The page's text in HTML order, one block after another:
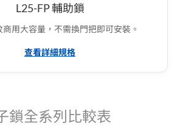
L25-FP 輔助鎖
商用大容量，不需換門把即可安裝。
查看詳細規格
鎖全系列比較表